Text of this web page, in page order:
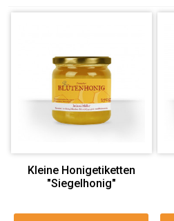
Kleine Honigetiketten
"Siegelhonig"